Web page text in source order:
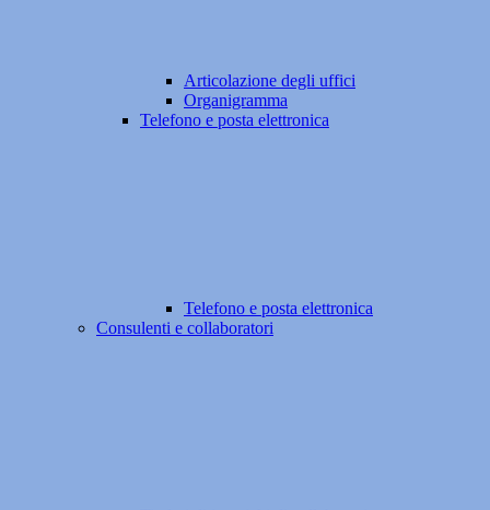
Articolazione degli uffici
Organigramma
Telefono e posta elettronica
Telefono e posta elettronica
Consulenti e collaboratori